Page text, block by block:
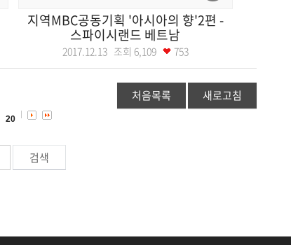
지역MBC공동기획 '아시아의 향'2편 -
스파이시랜드 베트남
2017.12.13 조회 6,109 753
처음목록 새로고침
20